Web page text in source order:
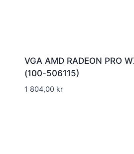
VGA AMD RADEON PRO
(100-506115)
1 804,00 kr